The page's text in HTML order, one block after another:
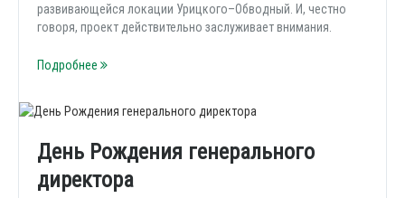
развивающейся локации Урицкого–Обводный. И, честно
говоря, проект действительно заслуживает внимания.
Подробнее
День Рождения генерального
директора